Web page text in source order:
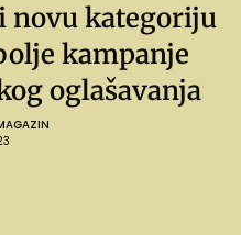
novu kategoriju
kampanje
oglašavanja